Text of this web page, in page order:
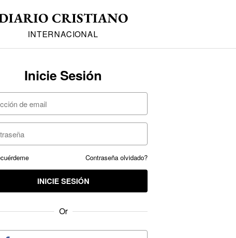
INTERNACIONAL
Inicie Sesión
Contraseña olvidado?
INICIE SESIÓN
Or